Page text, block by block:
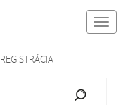
REGISTRÁCIA